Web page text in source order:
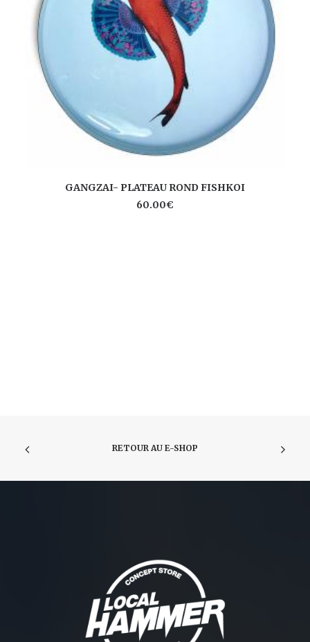
AJOUTER AU PANIER
GANGZAI- PLATEAU ROND FISHKOI
60.00€
RETOUR AU E-SHOP